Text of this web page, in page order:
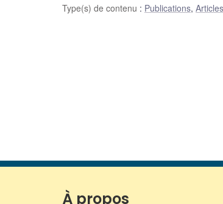
Type(s) de contenu : Publications,
À propos